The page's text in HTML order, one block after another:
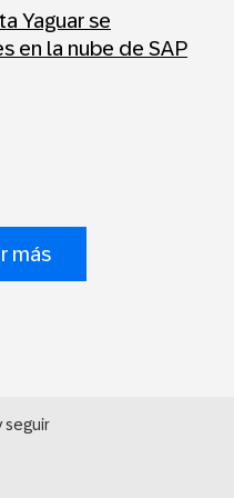
Yaguar se
en la nube de SAP
más
seguir